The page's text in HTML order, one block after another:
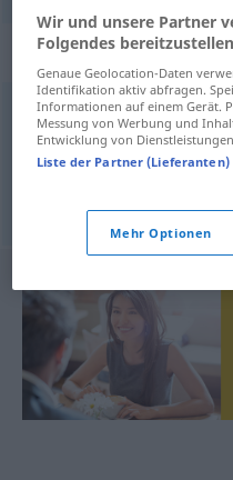
Synonyme
Periode,Frist,Spanne,
Zeitabschnitt,(zeitliches)
© OpenThesaurus.de
Wir und unsere Partner
Folgendes
Genaue Geolocation-Daten
Identifikation aktiv abfragen.
Informationen auf einem Gerät.
Messung von Werbung und
Entwicklung von
Liste der Partner (Lieferanten)
Mehr Optionen